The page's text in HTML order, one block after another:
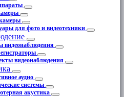
для фото и видеотехники
видеонаблюдения
видеонаблюдения
аудио
системы
акустика